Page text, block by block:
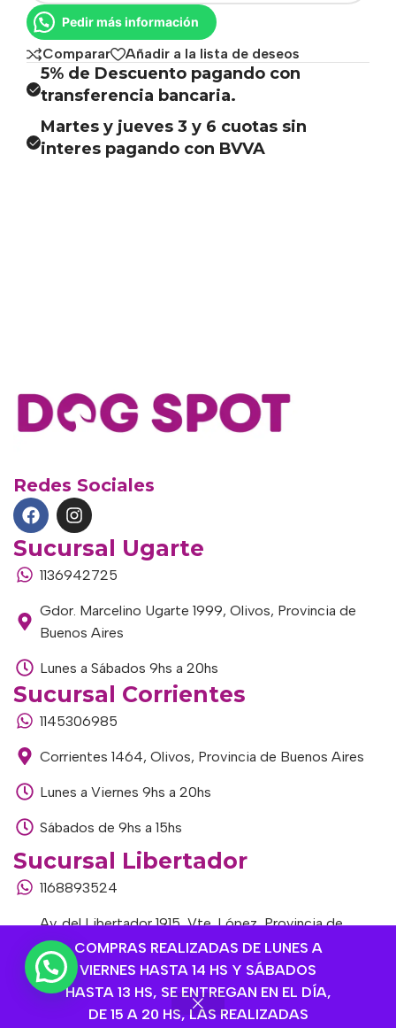
COMPRAS REALIZADAS DE LUNES A
VIERNES HASTA 14 HS Y SÁBADOS
HASTA 13 HS, SE ENTREGAN EN EL DÍA,
DE 15 A 20 HS, LAS REALIZADAS
Pedir más información
Comparar Añadir a la lista de deseos
5% de Descuento pagando con
transferencia bancaria.
Martes y jueves 3 y 6 cuotas sin
interes pagando con BVVA
Redes Sociales
Sucursal Ugarte
1136942725
Gdor. Marcelino Ugarte 1999, Olivos, Provincia de
Buenos Aires
Lunes a Sábados 9hs a 20hs
Sucursal Corrientes
1145306985
Corrientes 1464, Olivos, Provincia de Buenos Aires
Lunes a Viernes 9hs a 20hs
Sábados de 9hs a 15hs
Sucursal Libertador
1168893524
Av. del Libertador 1915, Vte. López, Provincia de
Buenos Aires
Lunes a Viernes de 9hs a 13hs / 16hs a 20hs
Sábados de 9hs a 15hs